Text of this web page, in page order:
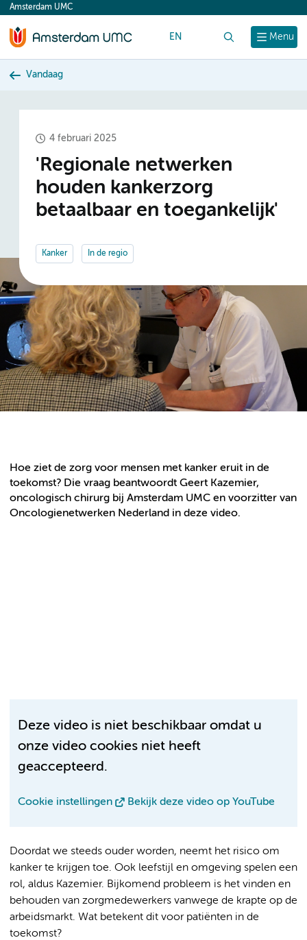
content
Menu
Amsterdam UMC
EN
Vandaag
4 februari 2025
'Regionale netwerken
houden kankerzorg
betaalbaar en toegankelijk'
Kanker In de regio
Hoe ziet de zorg voor mensen met kanker eruit in de
toekomst? Die vraag beantwoordt Geert Kazemier,
oncologisch chirurg bij Amsterdam UMC en voorzitter van
Oncologienetwerken Nederland in deze video.
Deze video is niet beschikbaar omdat u
onze video cookies niet heeft
geaccepteerd.
Cookie instellingen Bekijk deze video op YouTube
Doordat we steeds ouder worden, neemt het risico om
kanker te krijgen toe. Ook leefstijl en omgeving spelen een
rol, aldus Kazemier. Bijkomend probleem is het vinden en
behouden van zorgmedewerkers vanwege de krapte op de
arbeidsmarkt. Wat betekent dit voor patiënten in de
toekomst?